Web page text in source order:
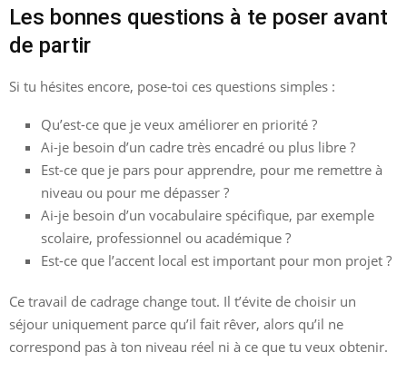
Les bonnes questions à te poser avant
de partir
Si tu hésites encore, pose-toi ces questions simples :
Qu’est-ce que je veux améliorer en priorité ?
Ai-je besoin d’un cadre très encadré ou plus libre ?
Est-ce que je pars pour apprendre, pour me remettre à
niveau ou pour me dépasser ?
Ai-je besoin d’un vocabulaire spécifique, par exemple
scolaire, professionnel ou académique ?
Est-ce que l’accent local est important pour mon projet ?
Ce travail de cadrage change tout. Il t’évite de choisir un
séjour uniquement parce qu’il fait rêver, alors qu’il ne
correspond pas à ton niveau réel ni à ce que tu veux obtenir.